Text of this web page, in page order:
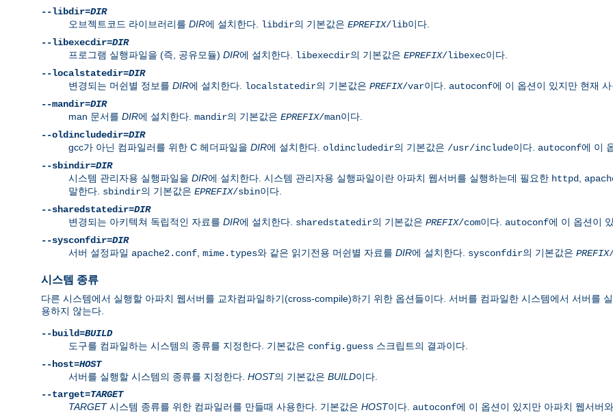
--libdir=DIR
오브젝트코드 라이브러리를 DIR에 설치한다. libdir의 기본값은 EPREFIX/lib이다.
--libexecdir=DIR
프로그램 실행파일을 (즉, 공유모듈) DIR에 설치한다. libexecdir의 기본값은 EPREFIX/libexec이다.
--localstatedir=DIR
변경되는 머쉰별 정보를 DIR에 설치한다. localstatedir의 기본값은 PREFIX/var이다. autoconf에 이 옵션이 있지만 현재 사
--mandir=DIR
man 문서를 DIR에 설치한다. mandir의 기본값은 EPREFIX/man이다.
--oldincludedir=DIR
gcc가 아닌 컴파일러를 위한 C 헤더파일을 DIR에 설치한다. oldincludedir의 기본값은 /usr/include이다. autoconf에 이
--sbindir=DIR
시스템 관리자용 실행파일을 DIR에 설치한다. 시스템 관리자용 실행파일이란 아파치 웹서버를 실행하는데 필요한 httpd
말한다. sbindir의 기본값은 EPREFIX/sbin이다.
--sharedstatedir=DIR
변경되는 아키텍쳐 독립적인 자료를 DIR에 설치한다. sharedstatedir의 기본값은 PREFIX/com이다. autoconf에 이 옵션이
--sysconfdir=DIR
서버 설정파일 apache2.conf mime.types와 같은 읽기전용 머쉰별 자료를 DIR에 설치한다. sysconfdir의 기본값은 PREFIX
시스템 종류
다른 시스템에서 실행할 아파치 웹서버를 교차컴파일하기(cross-compile)하기 위한 옵션들이다. 서버를 컴파일한 시스템에서 서버를
용하지 않는다.
--build=BUILD
도구를 컴파일하는 시스템의 종류를 지정한다. 기본값은 config.guess 스크립트의 결과이다.
--host=HOST
서버를 실행할 시스템의 종류를 지정한다. HOST의 기본값은 BUILD이다.
--target=TARGET
TARGET시스템 종류를 위한 컴파일러를 만들때 사용한다. 기본값은 HOST이다. autoconf에 이 옵션이 있지만 아파치 웹서버